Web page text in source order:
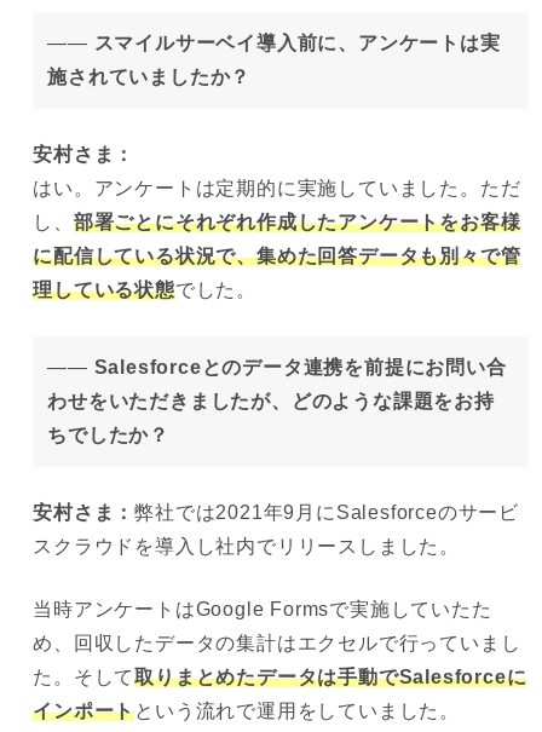
—— スマイルサーベイ導入前に、アンケートは実
施されていましたか？
安村さま：
はい。アンケートは定期的に実施していました。ただ
し、 部署ごとにそれぞれ作成したアンケートをお客様
に配信している状況で、集めた回答データも別々で管
理している状態でした。
—— Salesforceとのデータ連携を前提にお問い合
わせをいただきましたが、どのような課題をお持
ちでしたか？
安村さま：弊社では2021年9月にSalesforceのサービ
スクラウドを導入し社内でリリースしました。
当時アンケートはGoogle Formsで実施していたた
め、回収したデータの集計はエクセルで行っていまし
た。そして取りまとめたデータは手動でSalesforceに
インポートという流れで運用をしていました。